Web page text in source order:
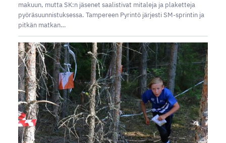
makuun, mutta SK:n jäsenet saalistivat mitaleja ja plaketteja
pyöräsuunnistuksessa. Tampereen Pyrintö järjesti SM-sprintin ja
pitkän matkan…